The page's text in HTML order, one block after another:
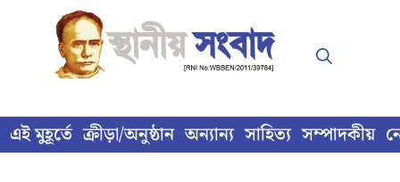
content
এই মুহূর্তে ক্রীড়া/অনুষ্ঠান অন্যান্য সাহিত্য সম্পাদকীয়